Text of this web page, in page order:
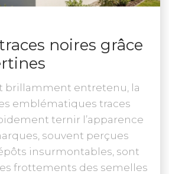
noires grâce
brillamment entretenu, la
emblématiques traces
ternir l’apparence
souvent perçues
insurmontables, sont
frottements des semelles